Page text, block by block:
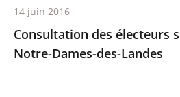
Consultation des électeurs
Notre-Dames-des-Landes
14 juin 2016